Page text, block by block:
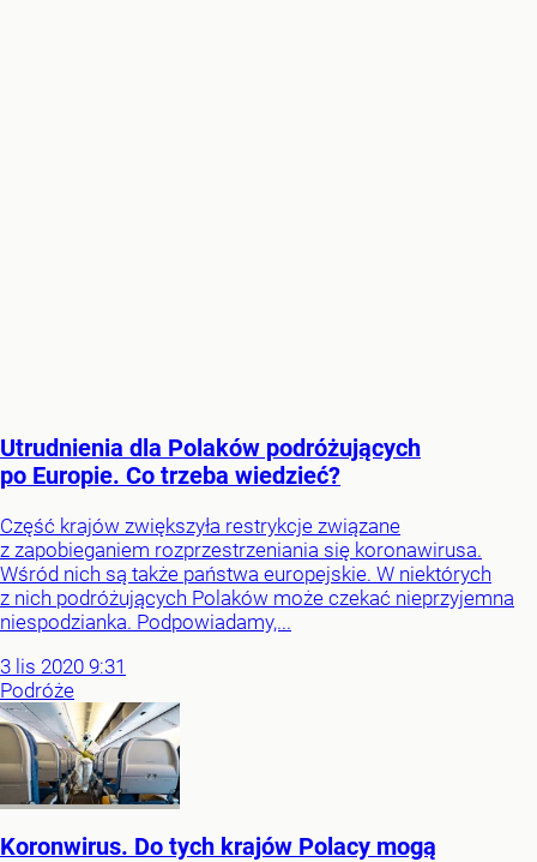
Utrudnienia dla Polaków podróżujących
po Europie. Co trzeba wiedzieć?
Część krajów zwiększyła restrykcje związane
z zapobieganiem rozprzestrzeniania się koronawirusa.
Wśród nich są także państwa europejskie. W niektórych
z nich podróżujących Polaków może czekać nieprzyjemna
niespodzianka. Podpowiadamy,...
3 lis 2020 9:31
Podróże
Koronwirus. Do tych krajów Polacy mogą